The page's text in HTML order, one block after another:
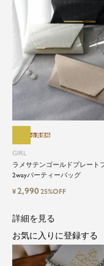
特別な日だ
と気軽に
ドレスは女性
ム。クローゼッ
ドレスが持つ
ョンアイテム
そんな気持ちを
ドガールです。
GIRL
ラメサテンゴールドプレート
2wayパーティーバッグ
会員価格
¥2,99025%OFF
詳細を見る
お気に入りに登録する